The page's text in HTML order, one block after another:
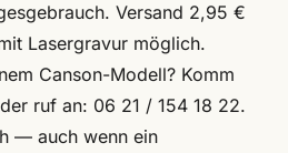
Versand 2,95 €
Lasergravur möglich.
Canson-Modell? Komm
ruf an: 06 21 / 154 18 22.
— auch wenn ein